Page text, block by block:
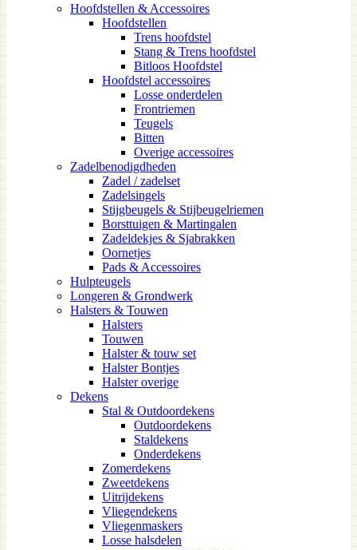
Hoofdstellen & Accessoires
Hoofdstellen
Trens hoofdstel
Stang & Trens hoofdstel
Bitloos Hoofdstel
Hoofdstel accessoires
Losse onderdelen
Frontriemen
Teugels
Bitten
Overige accessoires
Zadelbenodigdheden
Zadel / zadelset
Zadelsingels
Stijgbeugels & Stijbeugelriemen
Borsttuigen & Martingalen
Zadeldekjes & Sjabrakken
Oornetjes
Pads & Accessoires
Hulpteugels
Longeren & Grondwerk
Halsters & Touwen
Halsters
Touwen
Halster & touw set
Halster Bontjes
Halster overige
Dekens
Stal & Outdoordekens
Outdoordekens
Staldekens
Onderdekens
Zomerdekens
Zweetdekens
Uitrijdekens
Vliegendekens
Vliegenmaskers
Losse halsdelen